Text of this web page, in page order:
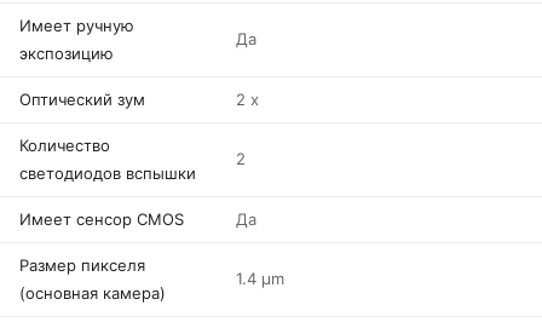
Имеет ручную
экспозицию
Да
Оптический зум 2 x
Количество
светодиодов вспышки
2
Имеет сенсор CMOS Да
Размер пикселя
(основная камера)
1.4 µm